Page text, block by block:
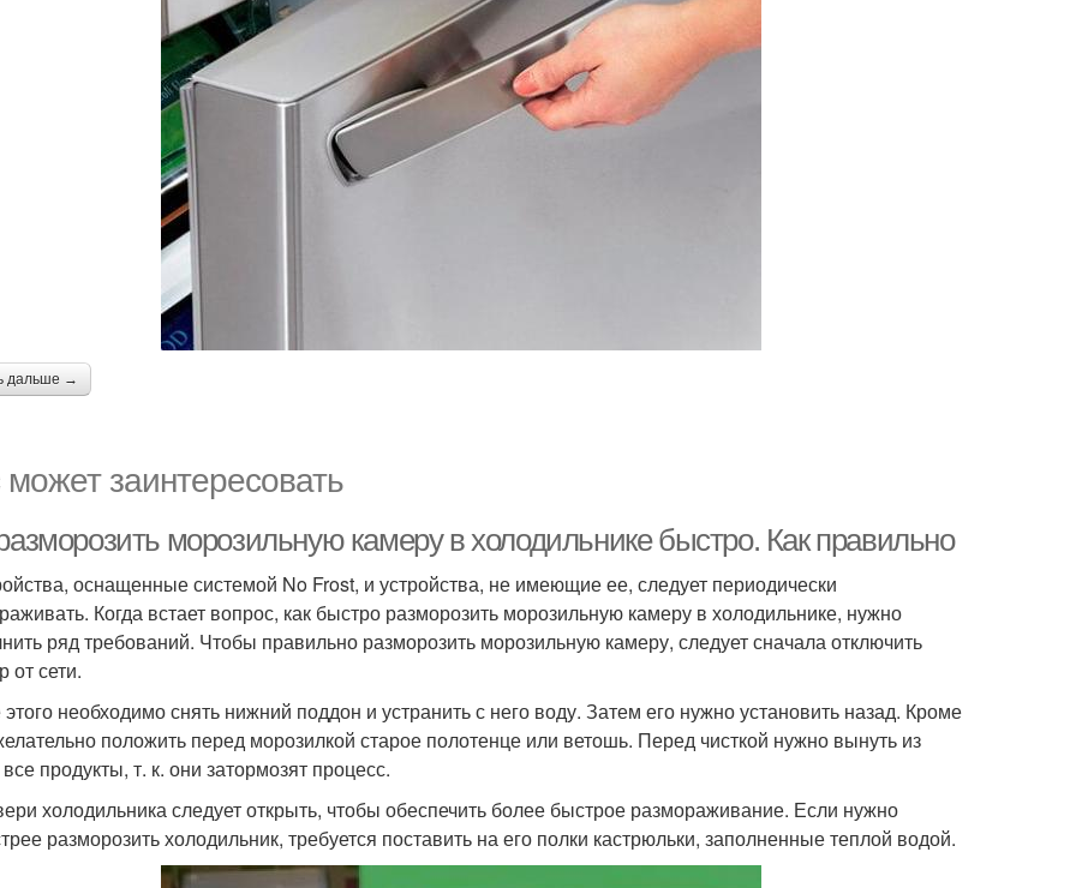
дальше →
заинтересовать
морозильную камеру в холодильнике быстро. Как правильно
оснащенные системой No Frost, и устройства, не имеющие ее, следует периодически
Когда встает вопрос, как быстро разморозить морозильную камеру в холодильнике, нужно
ряд требований. Чтобы правильно разморозить морозильную камеру, следует сначала отключить
от сети.
необходимо снять нижний поддон и устранить с него воду. Затем его нужно установить назад. Кроме
положить перед морозилкой старое полотенце или ветошь. Перед чисткой нужно вынуть из
продукты, т. к. они затормозят процесс.
холодильника следует открыть, чтобы обеспечить более быстрое размораживание. Если нужно
разморозить холодильник, требуется поставить на его полки кастрюльки, заполненные теплой водой.